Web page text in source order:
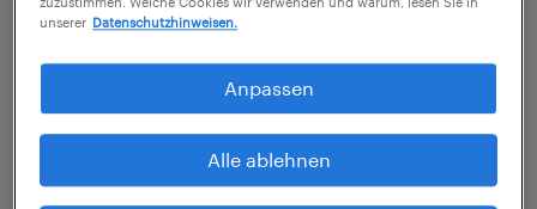
unserer Datenschutzhinweisen.
Anpassen
Alle ablehnen